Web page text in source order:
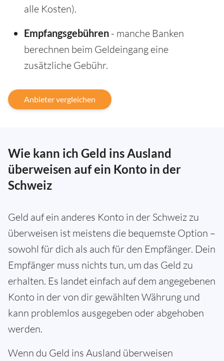
alle Kosten).
Empfangsgebühren - manche Banken
berechnen beim Geldeingang eine
zusätzliche Gebühr.
Anbieter vergleichen
Wie kann ich Geld ins Ausland
überweisen auf ein Konto in der
Schweiz
Geld auf ein anderes Konto in der Schweiz zu
überweisen ist meistens die bequemste Option –
sowohl für dich als auch für den Empfänger. Dein
Empfänger muss nichts tun, um das Geld zu
erhalten. Es landet einfach auf dem angegebenen
Konto in der von dir gewählten Währung und
kann problemlos ausgegeben oder abgehoben
werden.
Wenn du Geld ins Ausland überweisen